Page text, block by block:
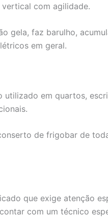
com agilidade.
gela, faz barulho,
em geral.
em quartos,
de frigobar de
que exige atenção
com um técnico